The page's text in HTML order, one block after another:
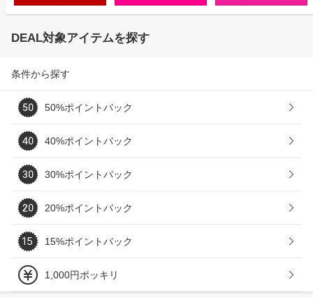
DEAL対象アイテムを探す
条件から探す
50%ポイントバック
40%ポイントバック
30%ポイントバック
20%ポイントバック
15%ポイントバック
1,000円ポッキリ